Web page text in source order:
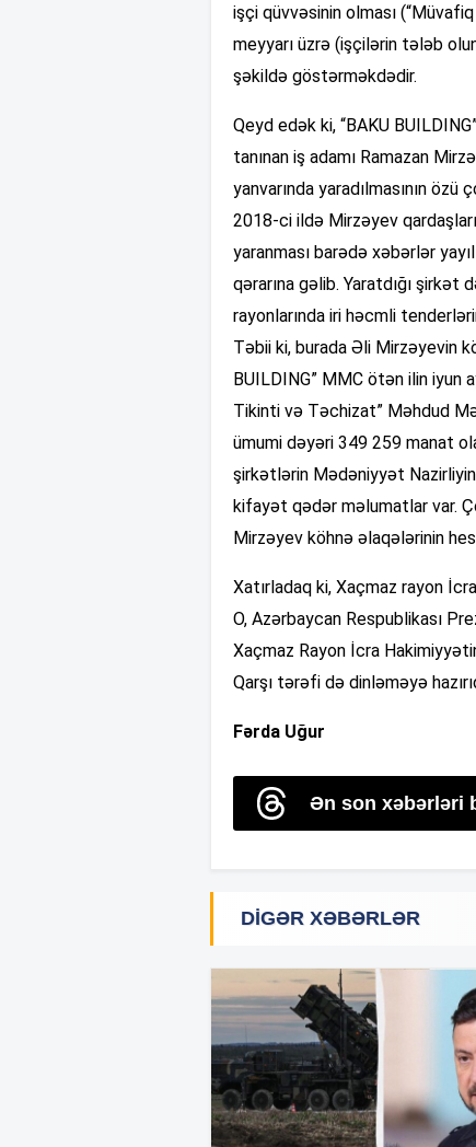
işçi qüvvəsinin olması
meyyarı üzrə (işçilərin tələb
şəkildə göstərməkdədir.
Qeyd edək ki, “BAKU
tanınan iş adamı Ramazan
yanvarında yaradılmasının
2018-ci ildə Mirzəyev
yaranması barədə xəbərlər
qərarına gəlib. Yaratdığı
rayonlarında iri həcmli
Təbii ki, burada Əli Mirzəyevin
BUILDING” MMC ötən ilin iyun
Tikinti və Təchizat” Məhdud
ümumi dəyəri 349 259 manat
şirkətlərin Mədəniyyət
kifayət qədər məlumatlar var.
Mirzəyev köhnə əlaqələrinin
Xatırladaq ki, Xaçmaz rayon
O, Azərbaycan Respublikası
Xaçmaz Rayon İcra
Qarşı tərəfi də dinləməyə
Fərda Uğur
Ən son xəbərləri
DIGƏR XƏBƏRLƏR